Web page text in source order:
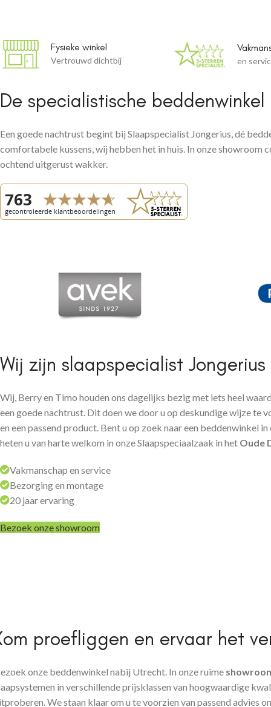
Fysieke winkel
Vertrouwd dichtbij en
De specialistische
Een goede nachtrust begint bij Slaapspecialist Jongerius, dé
comfortabele kussens, wij hebben het in huis. In onze showroom
ochtend uitgerust wakker.
Wij zijn slaapspecialist Jongerius
Wij, Berry en Timo houden ons dagelijks bezig met iets heel
een goede nachtrust. Dit doen we door u op deskundige wijze te
en een passend product. Bent u op zoek naar een beddenwinkel
heten u van harte welkom in onze Slaapspeciaalzaak in het Oude
Vakmanschap en service
Bezorging en montage
20 jaar ervaring
Bezoek onze showroom
proefliggen en ervaar het
onze beddenwinkel nabij Utrecht. In onze ruime
in verschillende prijsklassen van hoogwaardige
We staan klaar om u te voorzien van passend advies